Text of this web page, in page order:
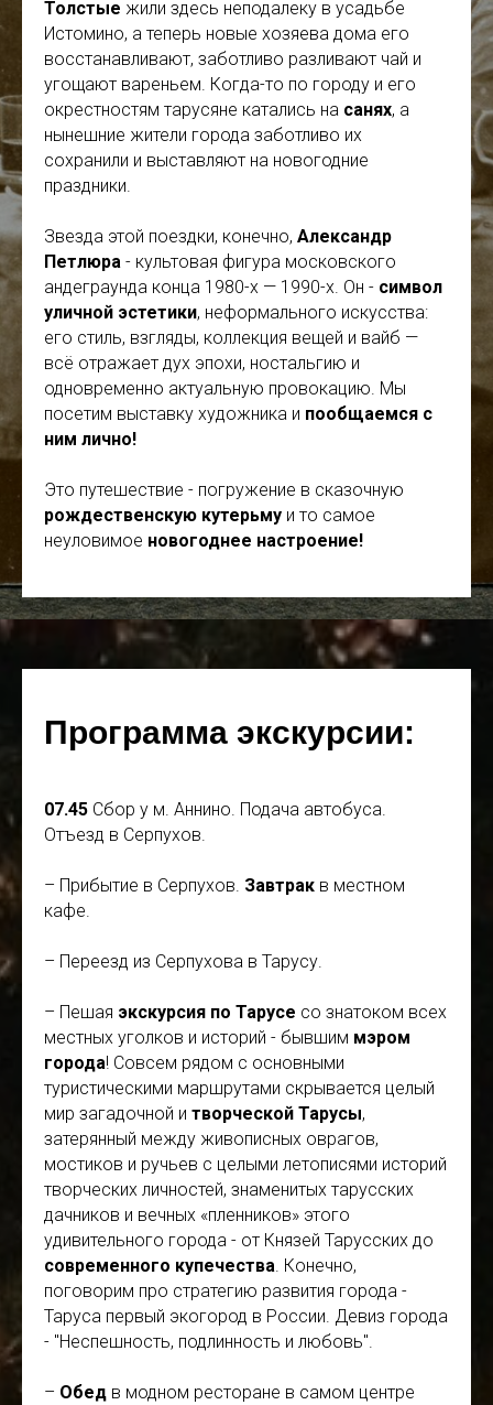
Толстые жили здесь неподалеку в усадьбе
Истомино, а теперь новые хозяева дома его
восстанавливают, заботливо разливают чай и
угощают вареньем. Когда-то по городу и его
окрестностям тарусяне катались на санях, а
нынешние жители города заботливо их
сохранили и выставляют на новогодние
праздники.
Звезда этой поездки, конечно, Александр
Петлюра - культовая фигура московского
андеграунда конца 1980-х — 1990-х. Он - символ
уличной эстетики, неформального искусства:
его стиль, взгляды, коллекция вещей и вайб —
всё отражает дух эпохи, ностальгию и
одновременно актуальную провокацию. Мы
посетим выставку художника и пообщаемся с
ним лично!
Это путешествие - погружение в сказочную
рождественскую кутерьму и то самое
неуловимое новогоднее настроение!
Программа экскурсии:
07.45 Сбор у м. Аннино. Подача автобуса.
Отъезд в Серпухов.
– Прибытие в Серпухов. Завтрак в местном
кафе.
– Переезд из Серпухова в Тарусу.
– Пешая экскурсия по Тарусе со знатоком всех
местных уголков и историй - бывшим мэром
города! Совсем рядом с основными
туристическими маршрутами скрывается целый
мир загадочной и творческой Тарусы,
затерянный между живописных оврагов,
мостиков и ручьев с целыми летописями историй
творческих личностей, знаменитых тарусских
дачников и вечных «пленников» этого
удивительного города - от Князей Тарусских до
современного купечества. Конечно,
поговорим про стратегию развития города -
Таруса первый экогород в России. Девиз города
- "Неспешность, подлинность и любовь".
– Обед в модном ресторане в самом центре